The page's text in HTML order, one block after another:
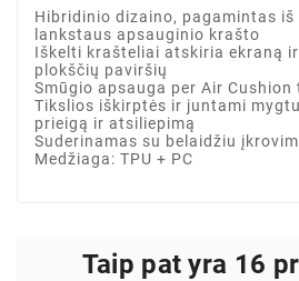
Hibridinio dizaino, pagamintas
lankstaus apsauginio krašto
Iškelti krašteliai atskiria ekraną
plokščių paviršių
Smūgio apsauga per Air Cushion
Tikslios iškirptės ir juntami
prieigą ir atsiliepimą
Suderinamas su belaidžiu
Medžiaga: TPU + PC
Taip pat yra 16